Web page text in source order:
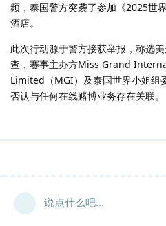
频，泰国警方突袭了参加《2025世
酒店。
此次行动源于警方接获举报，称选
查，赛事主办方Miss Grand
Limited（MGI）及泰国世界小姐
否认与任何在线赌博业务存在关联。
说点什么吧...